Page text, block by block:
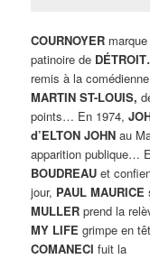
COURNOYER
patinoire de
remis à la
MARTIN ST-LOUIS,
points… En 1974,
d’ELTON JOHN au
apparition publique…
BOUDREAU et
jour, PAUL MAURICE
MULLER prend la
MY LIFE grimpe en
COMANECI fuit la